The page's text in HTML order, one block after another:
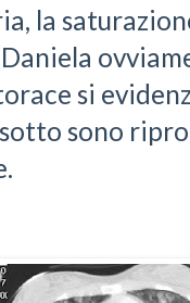
la
si
sono